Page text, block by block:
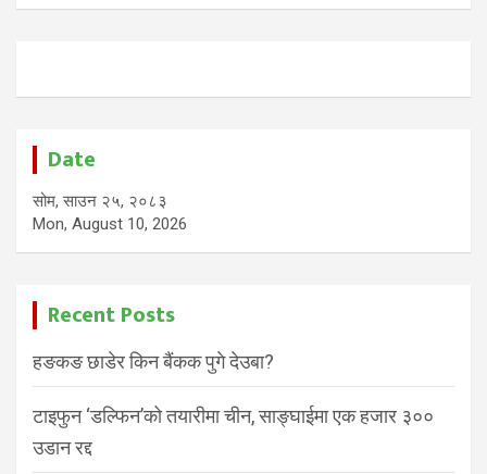
Date
सोम, साउन २५, २०८३
Mon, August 10, 2026
Recent Posts
हङकङ छाडेर किन बैंकक पुगे देउबा?
टाइफुन ‘डल्फिन’को तयारीमा चीन, साङ्घाईमा एक हजार ३००
उडान रद्द